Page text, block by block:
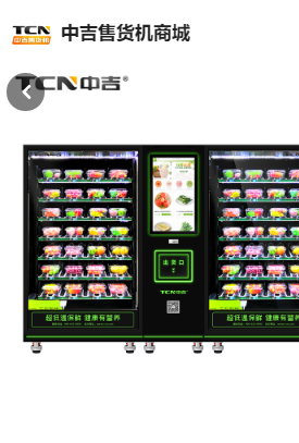
首页
全部商品
新闻中心
客户案例
联系我们
낒